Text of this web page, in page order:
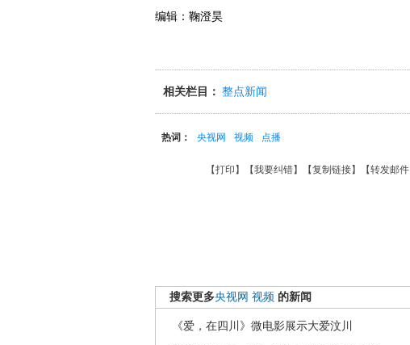
编辑：鞠澄昊
相关栏目： 整点新闻
热词： 央视网 视频 点播
【打印 】【我要纠错】【复制链接】【转发邮件
搜索更多央视网 视频 的新闻
《爱，在四川》微电影展示大爱汶川